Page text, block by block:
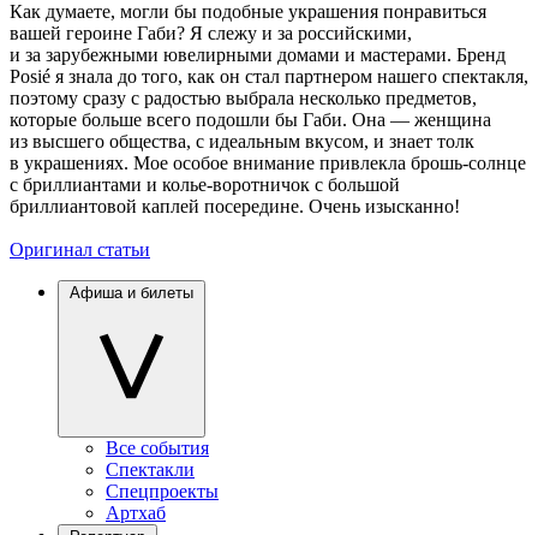
Как думаете, могли бы подобные украшения понравиться
вашей героине Габи? Я слежу и за российскими,
и за зарубежными ювелирными домами и мастерами. Бренд
Posié я знала до того, как он стал партнером нашего спектакля,
поэтому сразу с радостью выбрала несколько предметов,
которые больше всего подошли бы Габи. Она — женщина
из высшего общества, с идеальным вкусом, и знает толк
в украшениях. Мое особое внимание привлекла брошь-солнце
с бриллиантами и колье-воротничок с большой
бриллиантовой каплей посередине. Очень изысканно!
Оригинал статьи
Афиша и билеты
Все события
Спектакли
Спецпроекты
Артхаб